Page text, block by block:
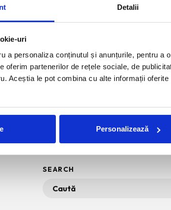
Detalii
uri
a personaliza conținutul și anunțurile, pentru a
oferim partenerilor de rețele sociale, de
Aceștia le pot combina cu alte informații
Personalizează
SEARCH